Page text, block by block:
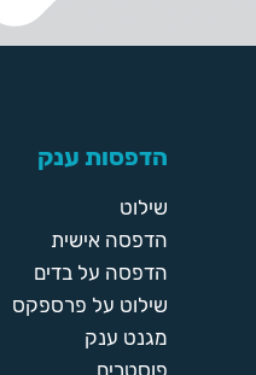
הדפסות ענק
שילוט
הדפסה אישית
הדפסה על בדים
שילוט על פרספקס
מגנט ענק
פוסטרים